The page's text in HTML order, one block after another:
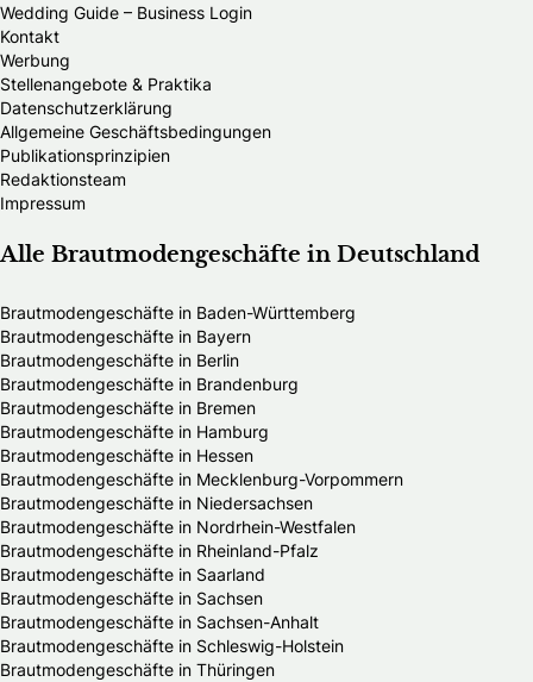
Wedding Guide – Business Login
Kontakt
Werbung
Stellenangebote & Praktika
Datenschutzerklärung
Allgemeine Geschäftsbedingungen
Publikationsprinzipien
Redaktionsteam
Impressum
Alle Brautmodengeschäfte in Deutschland
Brautmodengeschäfte in Baden-Württemberg
Brautmodengeschäfte in Bayern
Brautmodengeschäfte in Berlin
Brautmodengeschäfte in Brandenburg
Brautmodengeschäfte in Bremen
Brautmodengeschäfte in Hamburg
Brautmodengeschäfte in Hessen
Brautmodengeschäfte in Mecklenburg-Vorpommern
Brautmodengeschäfte in Niedersachsen
Brautmodengeschäfte in Nordrhein-Westfalen
Brautmodengeschäfte in Rheinland-Pfalz
Brautmodengeschäfte in Saarland
Brautmodengeschäfte in Sachsen
Brautmodengeschäfte in Sachsen-Anhalt
Brautmodengeschäfte in Schleswig-Holstein
Brautmodengeschäfte in Thüringen